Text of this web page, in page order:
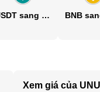
USDT sang MKD
Xem giá của